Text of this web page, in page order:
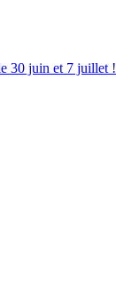
30 juin et 7 juillet !